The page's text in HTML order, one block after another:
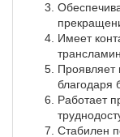
Имеет
Проявляет
благодаря
Работает
Стабилен